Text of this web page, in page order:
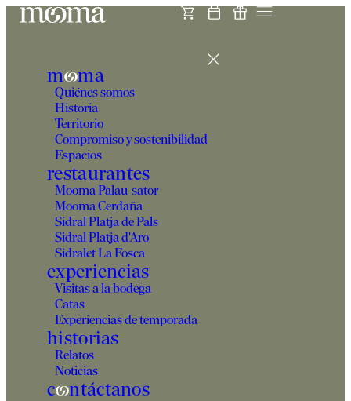
m oma
Quiénes somos
Historia
Territorio
Compromiso y sostenibilidad
Espacios
restaurantes
Mooma Palau-sator
Mooma Cerdaña
Sidral Platja de Pals
Sidral Platja d'Aro
Sidralet La Fosca
experiencias
Visitas a la bodega
Catas
Experiencias de temporada
historias
Relatos
Noticias
c ontáctanos